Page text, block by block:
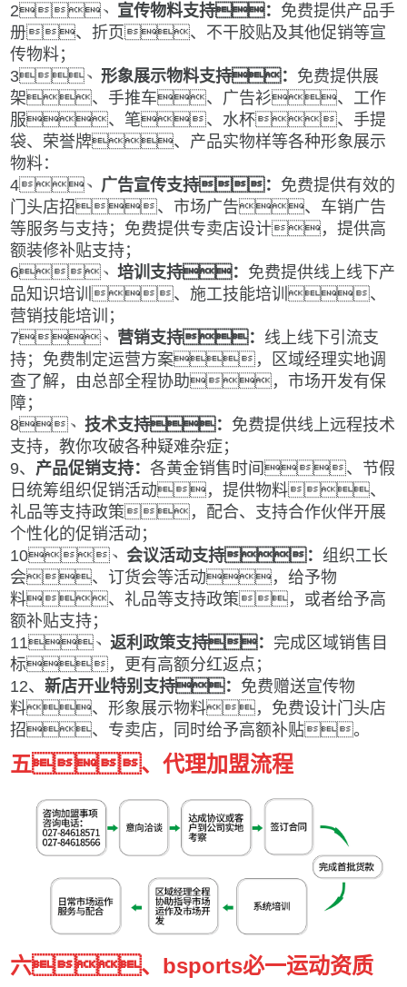
2、 宣传物料支持： 免费提供产品手
册、折页、不干胶贴及其他促销等宣
传物料；
3、形象展示物料支持： 免费提供展
架、 手推车、 广告衫、 工作
服、 笔、水杯、手提
袋、荣誉牌、产品实物样等各种形象展示
物料：
4、 广告宣传支持： 免费提供有效的
门头店招、市场广告、车销广告
等服务与支持；免费提供专卖店设计，提供高
额装修补贴支持；
6、培训支持： 免费提供线上线下产
品知识培训、施工技能培训、
营销技能培训；
7、 营销支持： 线上线下引流支
持； 免费制定运营方案，区域经理实地调
查了解，由总部全程协助，市场开发有保
障；
8、技术支持： 免费提供线上远程技术
支持，教你攻破各种疑难杂症；
9、 产品促销支持：各黄金销售时间、节假
日统筹组织促销活动，提供物料、
礼品等支持政策，配合、支持合作伙伴开展
个性化的促销活动；
10、会议活动支持： 组织工长
会、订货会等活动，给予物
料、礼品等支持政策，或者给予高
额补贴支持；
11、返利政策支持： 完成区域销售 目
标，更有高额分红返点；
12、新店开业特别支持： 免费赠送宣传物
料、形象展示物料，免费设计门头店
招、专卖店，同时给予高额补贴。
五、代理加盟流程
六、bsports必一运动资质